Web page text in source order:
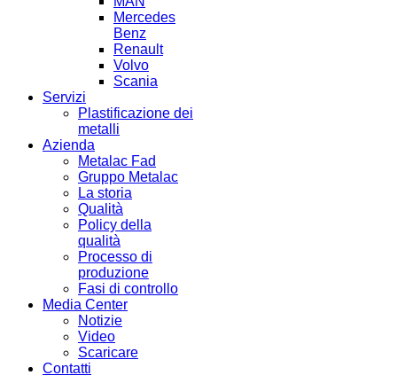
Mercedes
Benz
Renault
Volvo
Scania
Servizi
Plastificazione dei
metalli
Azienda
Metalac Fad
Gruppo Metalac
La storia
Qualità
Policy della
qualità
Processo di
produzione
Fasi di controllo
Media Center
Notizie
Video
Scaricare
Contatti